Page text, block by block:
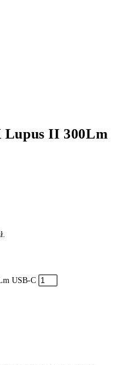
Lupus II 300Lm
USB-C